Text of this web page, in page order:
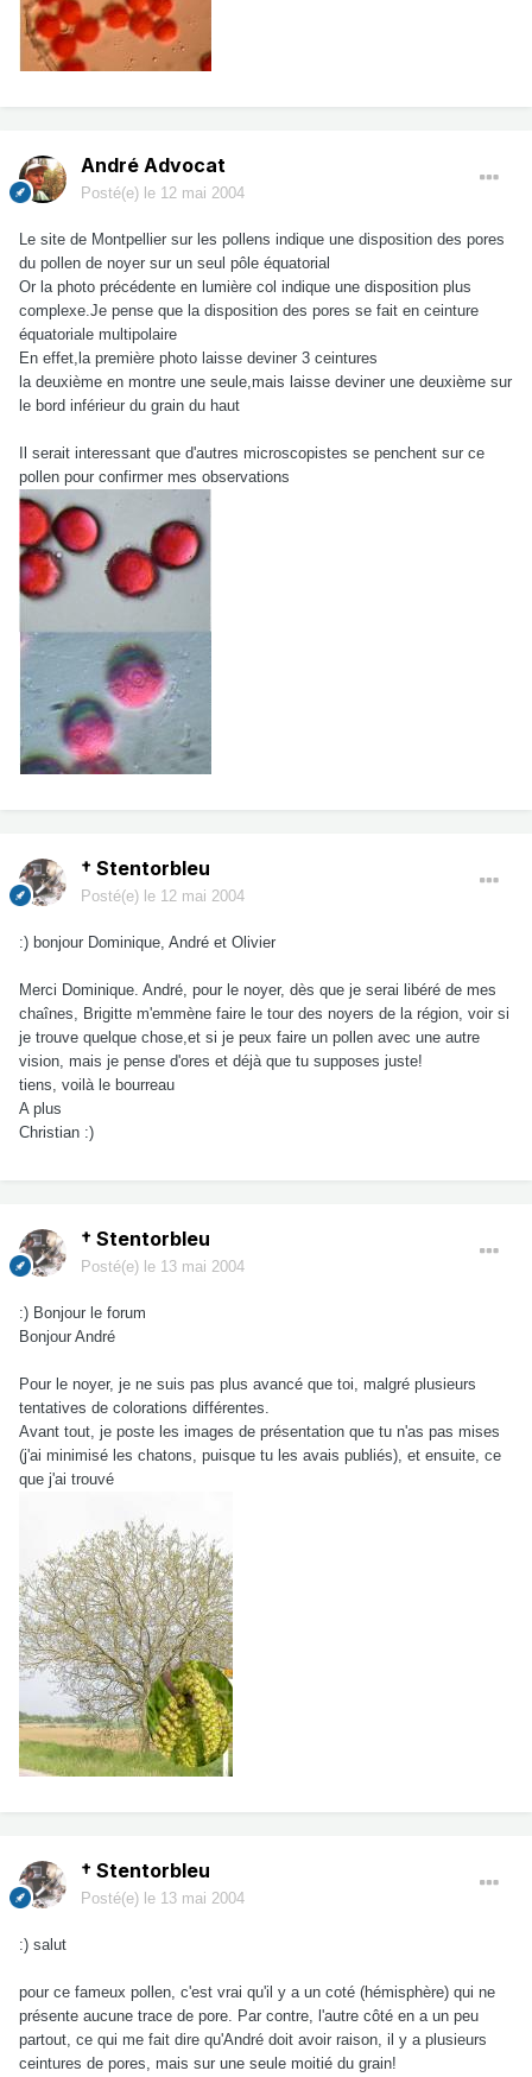
André Advocat
Posté(e) le 12 mai 2004
Le site de Montpellier sur les pollens indique une disposition des pores
du pollen de noyer sur un seul pôle équatorial
Or la photo précédente en lumière col indique une disposition plus
complexe.Je pense que la disposition des pores se fait en ceinture
équatoriale multipolaire
En effet,la première photo laisse deviner 3 ceintures
la deuxième en montre une seule,mais laisse deviner une deuxième sur
le bord inférieur du grain du haut
Il serait interessant que d'autres microscopistes se penchent sur ce
pollen pour confirmer mes observations
† Stentorbleu
Posté(e) le 12 mai 2004
:) bonjour Dominique, André et Olivier
Merci Dominique. André, pour le noyer, dès que je serai libéré de mes
chaînes, Brigitte m'emmène faire le tour des noyers de la région, voir si
je trouve quelque chose,et si je peux faire un pollen avec une autre
vision, mais je pense d'ores et déjà que tu supposes juste!
tiens, voilà le bourreau
A plus
Christian :)
† Stentorbleu
Posté(e) le 13 mai 2004
:) Bonjour le forum
Bonjour André
Pour le noyer, je ne suis pas plus avancé que toi, malgré plusieurs
tentatives de colorations différentes.
Avant tout, je poste les images de présentation que tu n'as pas mises
(j'ai minimisé les chatons, puisque tu les avais publiés), et ensuite, ce
que j'ai trouvé
† Stentorbleu
Posté(e) le 13 mai 2004
:) salut
pour ce fameux pollen, c'est vrai qu'il y a un coté (hémisphère) qui ne
présente aucune trace de pore. Par contre, l'autre côté en a un peu
partout, ce qui me fait dire qu'André doit avoir raison, il y a plusieurs
ceintures de pores, mais sur une seule moitié du grain!